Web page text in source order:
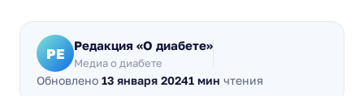
РЕ Редакция «О диабете»
Медиа о диабете
Обновлено 13 января 20241 мин чтения